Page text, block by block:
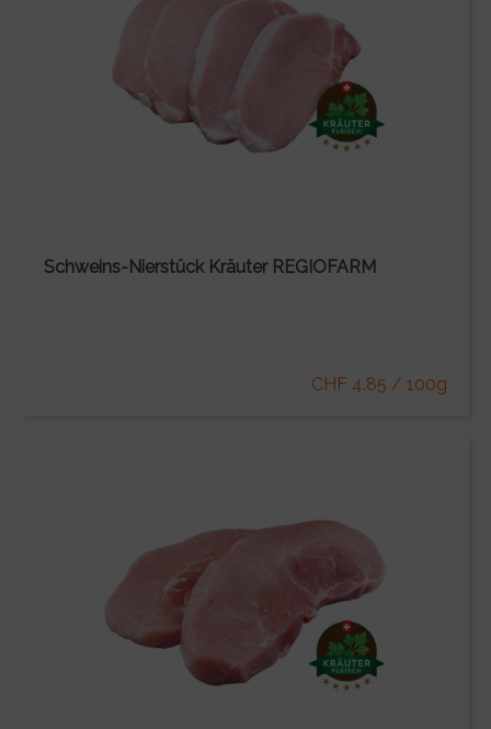
Schweins-Nierstück Kräuter REGIOFARM
CHF 4.85 / 100g